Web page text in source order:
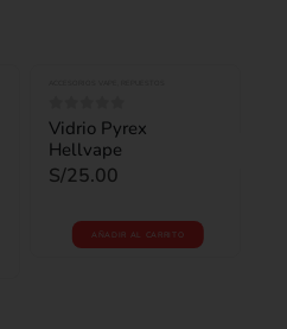
0 out of 5
Vidrio Pyrex
Hellvape
S/25.00
AÑADIR AL CARRITO